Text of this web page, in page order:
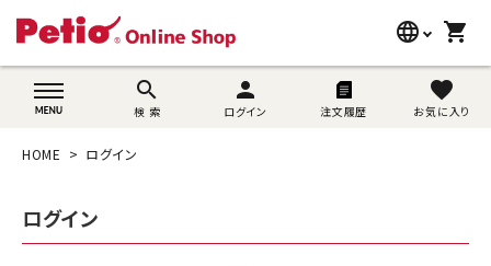
language
wovn-lang-name
shopping_cart
search
検 索
person
ログイン 注文履歴
favorite
お気に入り
search
うさぎ用品
HOME ログイン
ログイン